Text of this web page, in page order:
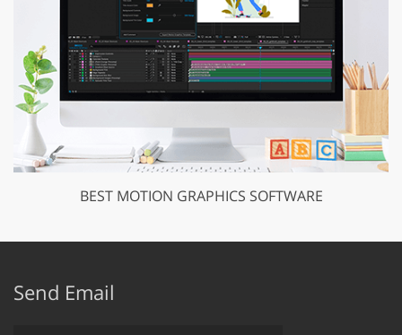
BEST MOTION GRAPHICS SOFTWARE
Send Email